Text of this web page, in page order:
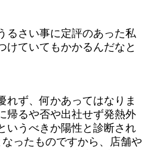
るさい事に定評のあった私
けていてもかかるんだなと
れず、何かあってはなりま
帰るや否や出社せず発熱外
いうべきか陽性と診断され
ったものですから、店舗や